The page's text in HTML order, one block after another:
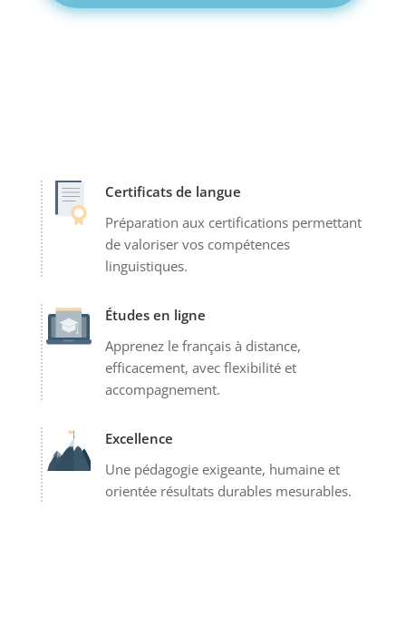
Certificats de langue
Préparation aux certifications permettant
de valoriser vos compétences
linguistiques.
Études en ligne
Apprenez le français à distance,
efficacement, avec flexibilité et
accompagnement.
Excellence
Une pédagogie exigeante, humaine et
orientée résultats durables mesurables.